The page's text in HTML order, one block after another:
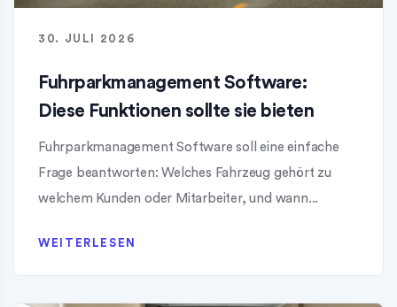
30. JULI 2026
Fuhrparkmanagement Software:
Diese Funktionen sollte sie bieten
Fuhrparkmanagement Software soll eine einfache
Frage beantworten: Welches Fahrzeug gehört zu
welchem Kunden oder Mitarbeiter, und wann...
WEITERLESEN